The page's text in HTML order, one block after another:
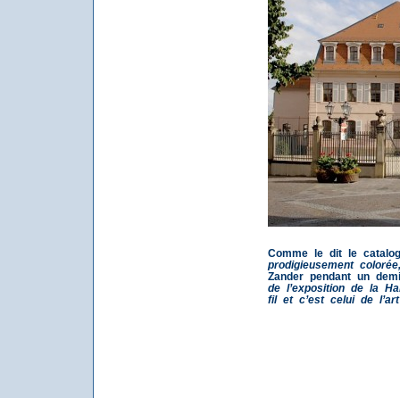
Comme le dit le
prodigieusement
Zander pendant un
de l’exposition de la
fil et c’est celui de